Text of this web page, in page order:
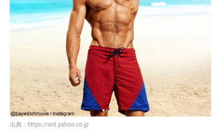
出典： https://ord.yahoo.co.jp